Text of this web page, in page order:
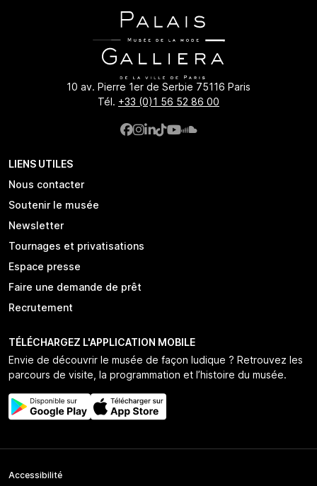
10 av. Pierre 1er de Serbie 75116 Paris
Tél. +33 (0)1 56 52 86 00
LIENS UTILES
Nous contacter
Soutenir le musée
Newsletter
Tournages et privatisations
Espace presse
Faire une demande de prêt
Recrutement
TÉLÉCHARGEZ L'APPLICATION MOBILE
Envie de découvrir le musée de façon ludique ? Retrouvez les
parcours de visite, la programmation et l’histoire du musée.
Accessibilité